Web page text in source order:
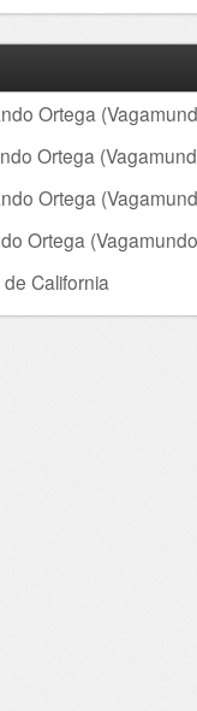
Ortega
Ortega
Ortega
Ortega
California